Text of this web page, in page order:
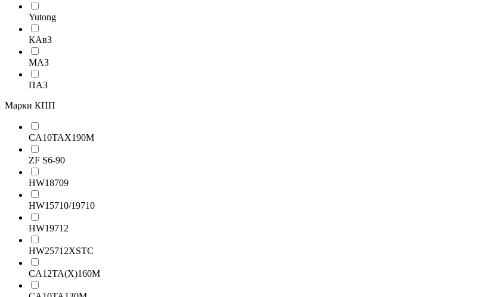
Yutong
КАвЗ
МАЗ
ПАЗ
Марки КПП
CA10TAX190M
ZF S6-90
HW18709
HW15710/19710
HW19712
HW25712XSTC
CA12TA(X)160M